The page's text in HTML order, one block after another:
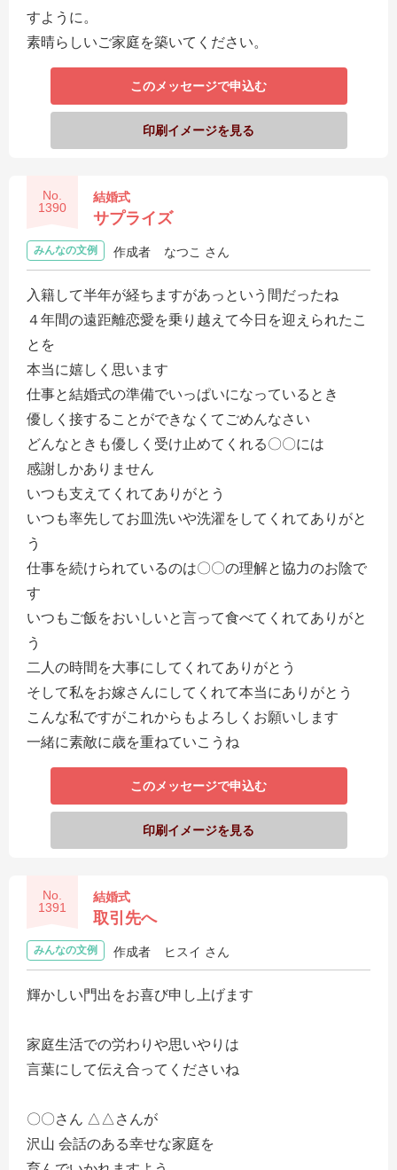
すように。
素晴らしいご家庭を築いてください。
このメッセージで申込む
印刷イメージを見る
No.
1390
結婚式
サプライズ
みんなの文例 作成者 なつこ さん
入籍して半年が経ちますがあっという間だったね
４年間の遠距離恋愛を乗り越えて今日を迎えられたこ
とを
本当に嬉しく思います
仕事と結婚式の準備でいっぱいになっているとき
優しく接することができなくてごめんなさい
どんなときも優しく受け止めてくれる〇〇には
感謝しかありません
いつも支えてくれてありがとう
いつも率先してお皿洗いや洗濯をしてくれてありがと
う
仕事を続けられているのは〇〇の理解と協力のお陰で
す
いつもご飯をおいしいと言って食べてくれてありがと
う
二人の時間を大事にしてくれてありがとう
そして私をお嫁さんにしてくれて本当にありがとう
こんな私ですがこれからもよろしくお願いします
一緒に素敵に歳を重ねていこうね
このメッセージで申込む
印刷イメージを見る
No.
1391
結婚式
取引先へ
みんなの文例 作成者 ヒスイ さん
輝かしい門出をお喜び申し上げます
家庭生活での労わりや思いやりは
言葉にして伝え合ってくださいね
〇〇さん △△さんが
沢山 会話のある幸せな家庭を